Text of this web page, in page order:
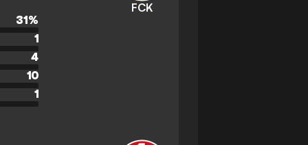
FCK
31 %
1
4
10
1